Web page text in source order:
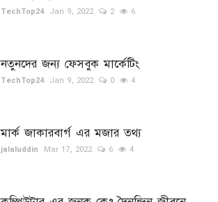
TechTop24 Jan 9, 2022 2 6
নতুনদের জন্য ফেসবুক মার্কেটিং
TechTop24 Jan 9, 2022 0 4
মার্ক জাকারবার্গ এর মজার তথ্য
jalaluddin Mar 17, 2022 6 4